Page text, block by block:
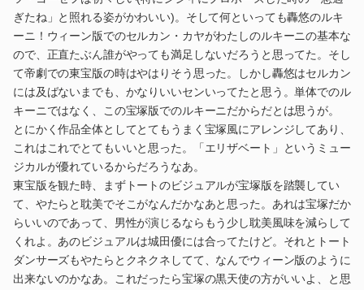
ぎたね」と照れる姿がかわいい)。そして何といっても轟悠のルキ
ーニ！ウィーン版でのセルカン・カヤがわたしのルキーニの基本な
ので、正直たぶん誰がやっても満足しないだろうと思ってた。そし
て帝劇での東宝版の時はやはりそう思った。しかし轟悠はセルカン
には及ばないまでも、かなりいいセンいってたと思う。単体でのル
キーニではなく、この宝塚版でのルキーニだからだとは思うが。
とにかく作品全体としてとてもうまく宝塚風にアレンジしてあり、
これはこれでとてもいいと思った。「エリザベート」というミュー
ジカルが優れているからだろうなあ。
東宝版を観た時、まずトートのビジュアルが宝塚版を踏襲してい
て、やたらと耽美でそこがなんだかなあと思った。あれは宝塚だか
らいいのであって、男性が演じるならもう少し耽美風味を減らして
くれよ。あのビジュアルは城田優には合ってたけど。それとトート
ダンサーズもやたらとクネクネしてて、なんでウィーン版のように
出来ないのかなあ。これだったら宝塚の黒天使の方がいいよ、と思